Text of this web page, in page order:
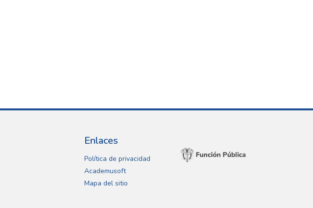
Enlaces
Política de privacidad
Academusoft
Mapa del sitio